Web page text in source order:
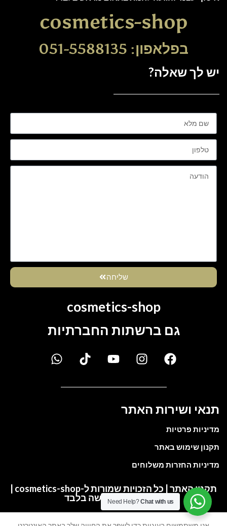
cosmetics-shop
בפלאפון: 051-5588135
יש לך שאלה?
שליחה
cosmetics-shop
גם ברשתות החברתיות
תנאי ושירות האתר
מדיניות פרטיות
תקנון שימוש באתר
מדיניות החזרות משלוחים
תקנון האתר | כל הזכויות שמורות ל-cosmetics-shop |
התמונות להמחשה בלבד
Need Help?Chat with us